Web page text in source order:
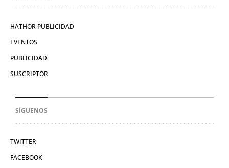
HATHOR PUBLICIDAD
EVENTOS
PUBLICIDAD
SUSCRIPTOR
SÍGUENOS
TWITTER
FACEBOOK